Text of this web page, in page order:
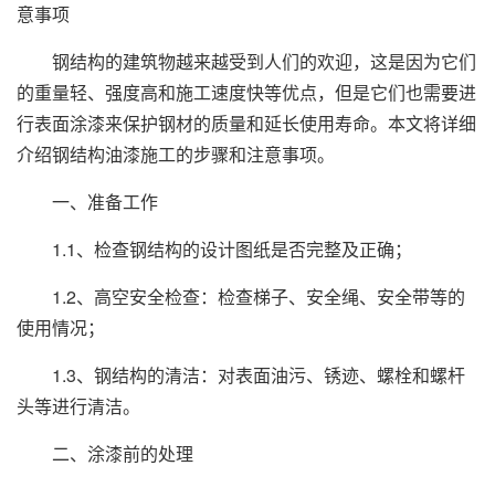
意事项
钢结构的建筑物越来越受到人们的欢迎，这是因为它们
的重量轻、强度高和施工速度快等优点，但是它们也需要进
行表面涂漆来保护钢材的质量和延长使用寿命。本文将详细
介绍钢结构油漆施工的步骤和注意事项。
一、准备工作
1.1、检查钢结构的设计图纸是否完整及正确；
1.2、高空安全检查：检查梯子、安全绳、安全带等的
使用情况；
1.3、钢结构的清洁：对表面油污、锈迹、螺栓和螺杆
头等进行清洁。
二、涂漆前的处理